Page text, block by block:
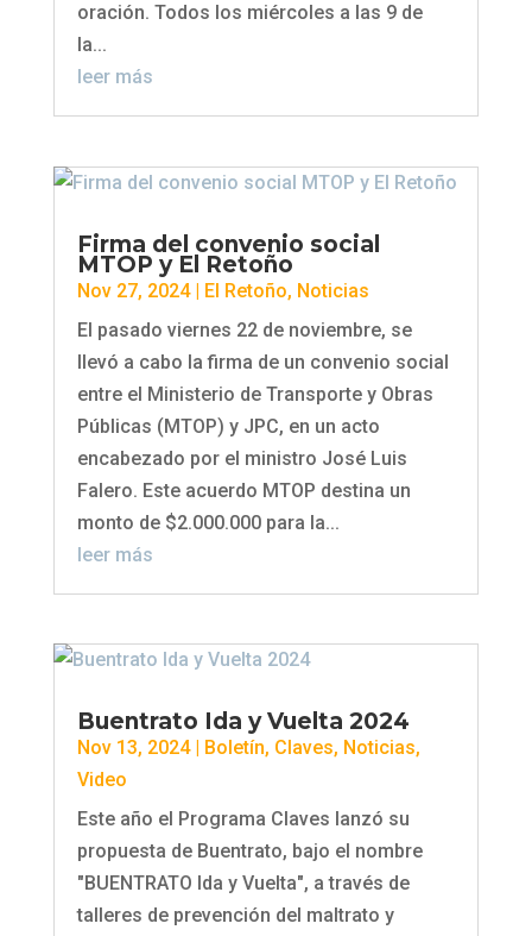
oración. Todos los miércoles a las 9 de
la...
leer más
Firma del convenio social
MTOP y El Retoño
Nov 27, 2024| El Retoño, Noticias
El pasado viernes 22 de noviembre, se
llevó a cabo la firma de un convenio social
entre el Ministerio de Transporte y Obras
Públicas (MTOP) y JPC, en un acto
encabezado por el ministro José Luis
Falero. Este acuerdo MTOP destina un
monto de $2.000.000 para la...
leer más
Buentrato Ida y Vuelta 2024
Nov 13, 2024| Boletín, Claves, Noticias,
Video
Este año el Programa Claves lanzó su
propuesta de Buentrato, bajo el nombre
"BUENTRATO Ida y Vuelta", a través de
talleres de prevención del maltrato y